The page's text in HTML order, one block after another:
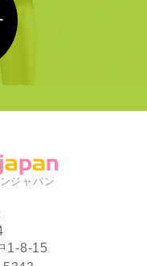
ジャパン
1-8-15